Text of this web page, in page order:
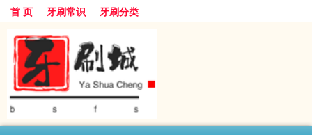
首 页 牙刷常识 牙刷分类